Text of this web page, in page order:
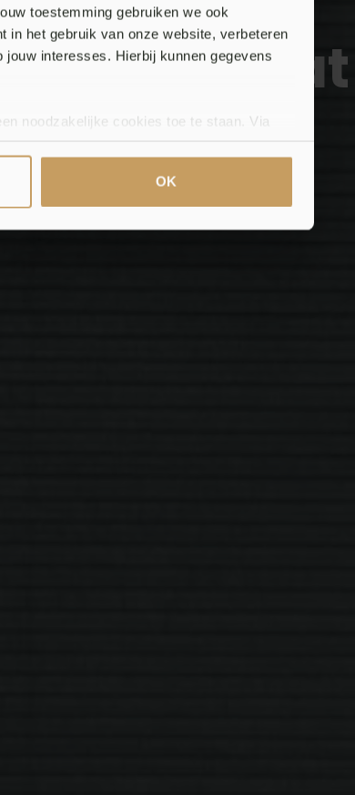
toestemming gebruiken we ook
in het gebruik van onze website, verbeteren
interesses. Hierbij kunnen gegevens
noodzakelijke cookies toe te staan. Via
OK
Honingraat